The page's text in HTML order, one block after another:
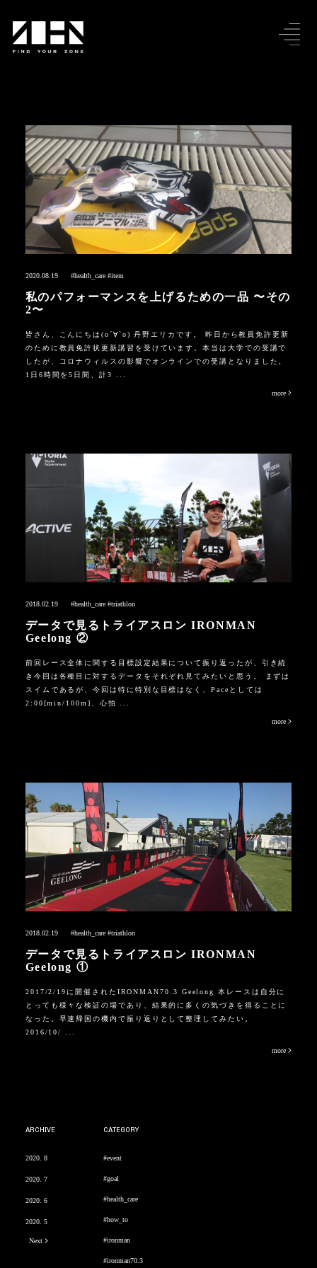
ARCHIVE
2020. 8
2020. 7
2020. 6
2020. 5
Next
CATEGORY
#event
#goal
#health_care
#how_to
#ironman
#ironman70.3
2020.08.19 #health_care #item
私のパフォーマンスを上げるための一品 〜その
2〜
皆さん、こんにちは(о´∀`о) 丹野エリカです。 昨日から教員免許更新
のために教員免許状更新講習を受けています。本当は大学での受講で
したが、コロナウィルスの影響でオンラインでの受講となりました。
1日6時間を5日間、計3 ...
more
2018.02.19 #health_care #triathlon
データで見るトライアスロン IRONMAN
Geelong ②
前回レース全体に関する目標設定結果について振り返ったが、引き続
き今回は各種目に対するデータをそれぞれ見てみたいと思う。 まずは
スイムであるが、今回は特に特別な目標はなく、Paceとしては
2:00[min/100m]、心拍 ...
more
2018.02.19 #health_care #triathlon
データで見るトライアスロン IRONMAN
Geelong ①
2017/2/19に開催されたIRONMAN70.3 Geelong 本レースは自分に
とっても様々な検証の場であり、結果的に多くの気づきを得ることに
なった。早速帰国の機内で振り返りとして整理してみたい。
2016/10/ ...
more